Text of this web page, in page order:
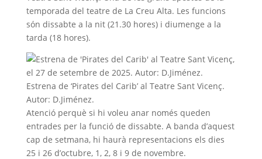
temporada del teatre de La Creu Alta. Les funcions
són dissabte a la nit (21.30 hores) i diumenge a la
tarda (18 hores).
Estrena de ‘Pirates del Carib’ al Teatre Sant Vicenç.
Autor: D.Jiménez.
Atenció perquè si hi voleu anar només queden
entrades per la funció de dissabte. A banda d’aquest
cap de setmana, hi haurà representacions els dies
25 i 26 d’octubre, 1, 2, 8 i 9 de novembre.